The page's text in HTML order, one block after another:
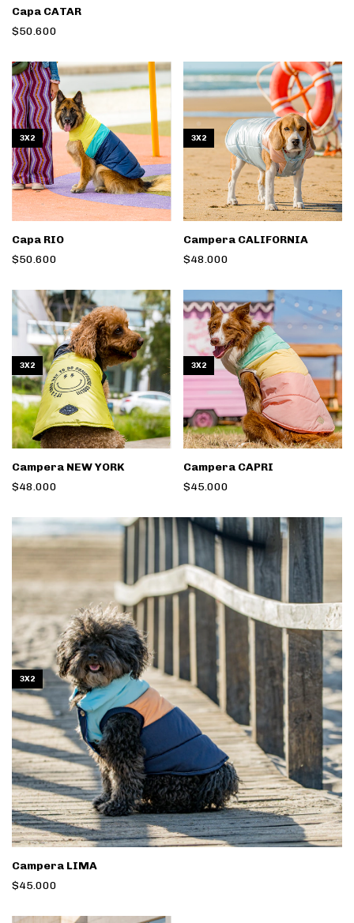
Capa CATAR
$50.600
3X2
Capa RIO
$50.600
3X2
Campera CALIFORNIA
$48.000
3X2
Campera NEW YORK
$48.000
3X2
Campera CAPRI
$45.000
3X2
Campera LIMA
$45.000